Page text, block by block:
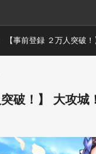
【事前登録 ２万人突破
突破！】 大攻城